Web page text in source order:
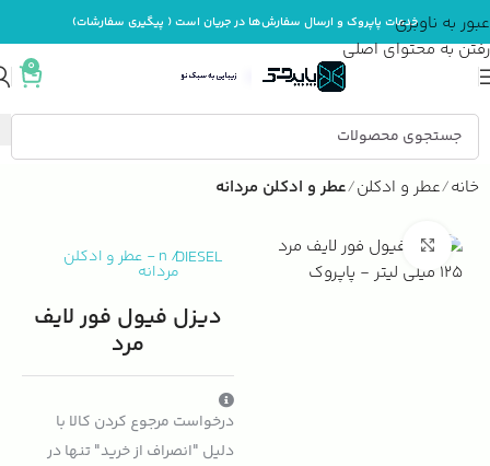
عبور به ناوبری
رفتن به محتوای اصلی
خدمات پاپروک و ارسال سفارش‌ها در جریان است ( پیگیری سفارشات)
0
خانه عطر و ادکلن عطر و ادکلن مردانه
بزرگنمایی تصویر DIESEL
/
n
- عطر و ادکلن
مردانه
دیزل فیول فور لایف
مرد
درخواست مرجوع کردن کالا با
دلیل "انصراف از خرید" تنها در